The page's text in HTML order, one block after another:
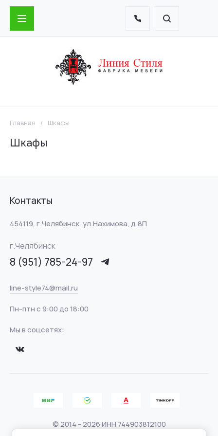
Главная / Шкафы
Шкафы
Контакты
454119, г.Челябинск, ул.Нахимова, д.8П
г.Челябинск
8 (951) 785-24-97
line-style74@mail.ru
Пн-птн с 9:00 до 18:00
Мы в соцсетях:
© 2014 - 2026 ИНН 744903812100